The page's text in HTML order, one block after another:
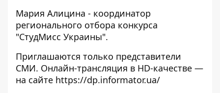
Мария Алицина - координатор
регионального отбора конкурса
"СтудМисс Украины".
Приглашаются только представители
СМИ. Онлайн-трансляция в HD-качестве —
на сайте https://dp.informator.ua/